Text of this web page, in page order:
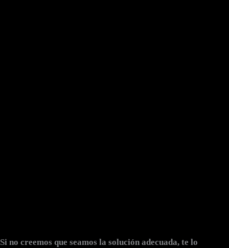
Si no creemos que seamos la solución adecuada, te lo